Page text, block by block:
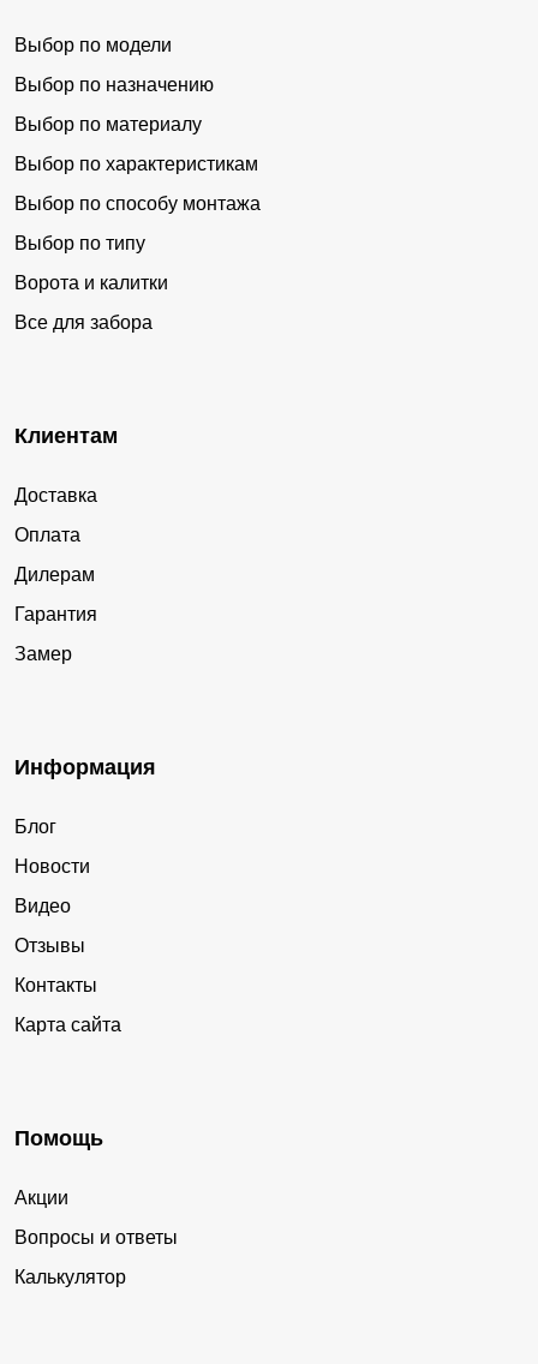
Выбор по модели
Выбор по назначению
Выбор по материалу
Выбор по характеристикам
Выбор по способу монтажа
Выбор по типу
Ворота и калитки
Все для забора
Клиентам
Доставка
Оплата
Дилерам
Гарантия
Замер
Информация
Блог
Новости
Видео
Отзывы
Контакты
Карта сайта
Помощь
Акции
Вопросы и ответы
Калькулятор